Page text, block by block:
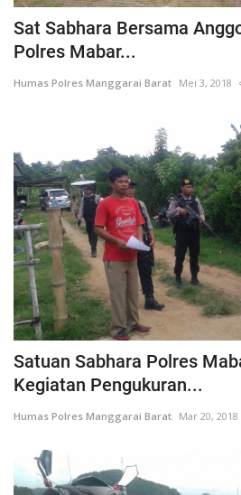
Sat Sabhara Bersama
Polres Mabar...
Humas Polres Manggarai Barat Mei 3, 2018
Satuan Sabhara Polres
Kegiatan Pengukuran...
Humas Polres Manggarai Barat Mar 20, 2018